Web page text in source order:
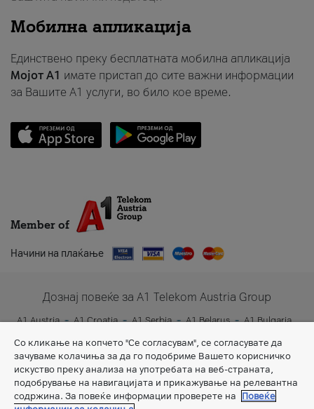
Мобилна апликација
Единствено преку бесплатната мобилна апликација
Мојот A1 имате пристап до сите важни информации
за Вашите A1 услуги, во било кое време.
Member of
Начини на плаќање
Дознај повеќе за A1 Telekom Austria Group
A1 Austria A1 Croatia A1 Serbia A1 Belarus
A1 Bulgaria
Со кликање на копчето "Се согласувам", се согласувате да
зачуваме колачиња за да го подобриме Вашето корисничко
искуство преку анализа на употребата на веб-страната,
подобрување на навигацијата и прикажување на релевантна
содржина. За повеќе информации проверете на
Повеќе